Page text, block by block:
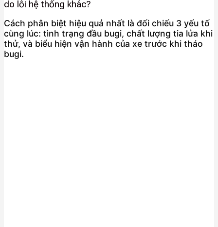
do lỗi hệ thống khác?
Cách phân biệt hiệu quả nhất là đối chiếu 3 yếu tố
cùng lúc: tình trạng đầu bugi, chất lượng tia lửa khi
thử, và biểu hiện vận hành của xe trước khi tháo
bugi.